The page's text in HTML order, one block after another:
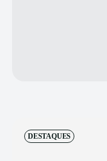
DESTAQUES